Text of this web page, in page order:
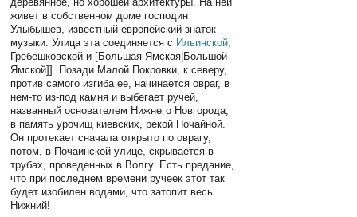
живет в собственном доме господин
Улыбышев, известный европейский знаток
музыки. Улица эта соединяется с Ильинской
Гребешковской и [Большая Ямская|Большой
Ямской]]. Позади Малой Покровки, к северу,
против самого изгиба ее, начинается овраг, в
нем-то из-под камня и выбегает ручей,
названный основателем Нижнего Новгорода,
в память урочищ киевских, рекой Почайной.
Он протекает сначала открыто по оврагу,
потом, в Почаинской улице, скрывается в
трубах, проведенных в Волгу. Есть предание,
что при последнем времени ручеек этот так
будет изобилен водами, что затопит весь
Нижний!